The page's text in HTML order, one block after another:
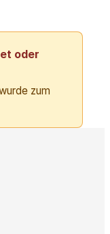
oder
zum